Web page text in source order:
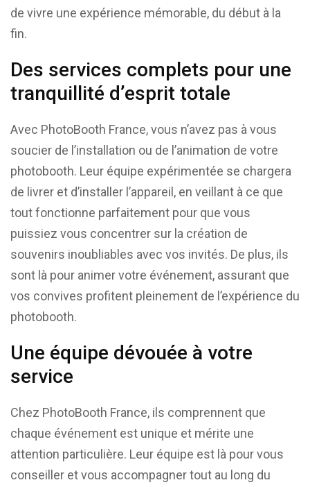
de vivre une expérience mémorable, du début à la
fin.
Des services complets pour une
tranquillité d’esprit totale
Avec PhotoBooth France, vous n’avez pas à vous
soucier de l’installation ou de l’animation de votre
photobooth. Leur équipe expérimentée se chargera
de livrer et d’installer l’appareil, en veillant à ce que
tout fonctionne parfaitement pour que vous
puissiez vous concentrer sur la création de
souvenirs inoubliables avec vos invités. De plus, ils
sont là pour animer votre événement, assurant que
vos convives profitent pleinement de l’expérience du
photobooth.
Une équipe dévouée à votre
service
Chez PhotoBooth France, ils comprennent que
chaque événement est unique et mérite une
attention particulière. Leur équipe est là pour vous
conseiller et vous accompagner tout au long du